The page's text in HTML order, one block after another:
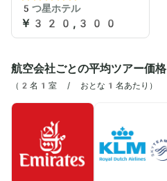
5つ星ホテル
￥320,300
航空会社ごとの平均ツアー価格
（2名1室 / おとな1名あたり）